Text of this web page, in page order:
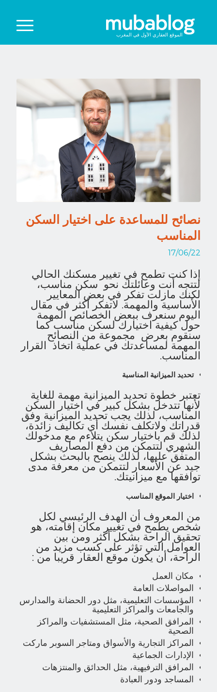
الموقع العقاري الأول في المغرب
نصائح للمساعدة على اختيار السكن
المناسب
17/06/22
إذا كنت تطمح في تغيير مسكنك الحالي
لتتجه أنت وعائلتك نحو سكن مناسب،
لكنك مازلت تفكر في بعض المعايير
الأساسية والمهمة. لاتفكر أكثر في مقال
اليوم سنعرف ببعض الخصائص المهمة
حول كيفية اختيارك لسكن مناسب كما
سنقوم بعرض مجموعة من النصائح
المهمة لمساعدتك في عملية اتخاذ القرار
المناسب.
تحديد الميزانية المناسبة
تعتبر خطوة تحديد الميزانية مهمة للغاية
لأنها تتدخل بشكل كبير في اختيار السكن
المناسب، لذلك يجب تحديد الميزانية وفق
قدراتك ولاتكلف نفسك أي تكاليف زائدة،
لذلك قم باختيار سكن يتلاءم مع مدخولك
الشهري لتتمكن من دفع المصاريف
المتفق عليها، لذلك ينصح بالبحث بشكل
جيد عن الأسعار لتتمكن من معرفة مدى
توافقها مع ميزانيتك.
اختيار الموقع المناسب
من المعروف أن الهدف الرئيسي لكل
شخص يطمح في تغيير مكان إقامته، هو
تحقيق الراحة بشكل أكثر ومن بين
العوامل التي تؤثر على كسب مزيد من
الراحة، أن يكون موقع العقار قريبا من :
مكان العمل
المواصلات العامة
المؤسسات التعليمية، مثل دور الحضانة والمدارس
والجامعات والمراكز التعليمية
المرافق الصحية، مثل المستشفيات والمراكز
الصحية
المراكز التجارية والأسواق ومتاجر السوبر ماركت
الإدارات الجماعية
المرافق الترفيهية، مثل الحدائق والمنتزهات
المساجد ودور العبادة